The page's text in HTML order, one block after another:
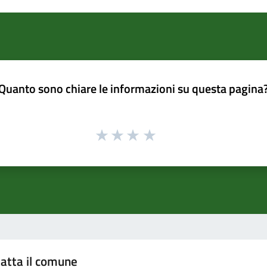
sono chiare le informazioni su questa
il comune